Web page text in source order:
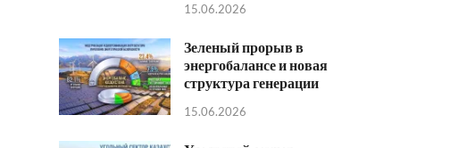
15.06.2026
Зеленый прорыв в
энергобалансе и новая
структура генерации
15.06.2026